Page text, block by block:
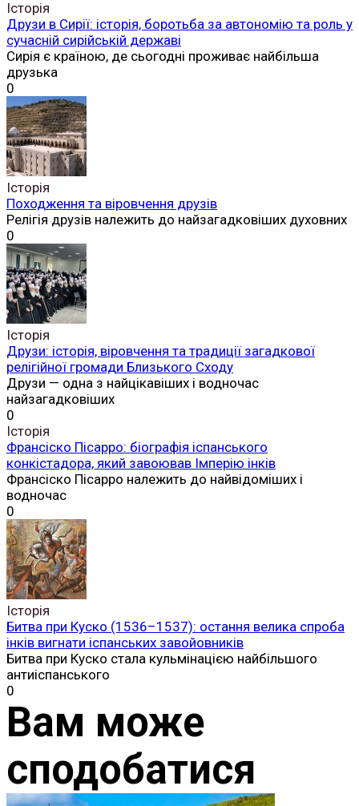
Історія
Друзи в Сирії: історія, боротьба за автономію та роль у
сучасній сирійській державі
Сирія є країною, де сьогодні проживає найбільша
друзька
0
Історія
Походження та віровчення друзів
Релігія друзів належить до найзагадковіших духовних
0
Історія
Друзи: історія, віровчення та традиції загадкової
релігійної громади Близького Сходу
Друзи — одна з найцікавіших і водночас
найзагадковіших
0
Історія
Франсіско Пісарро: біографія іспанського
конкістадора, який завоював Імперію інків
Франсіско Пісарро належить до найвідоміших і
водночас
0
Історія
Битва при Куско (1536–1537): остання велика спроба
інків вигнати іспанських завойовників
Битва при Куско стала кульмінацією найбільшого
антиіспанського
0
Вам може
сподобатися